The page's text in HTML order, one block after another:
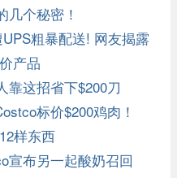
几个秘密！
粗暴配送! 网友揭露
产品
靠这招省下$200刀
标价$200鸡肉！
样东西
宣布另一起酸奶召回